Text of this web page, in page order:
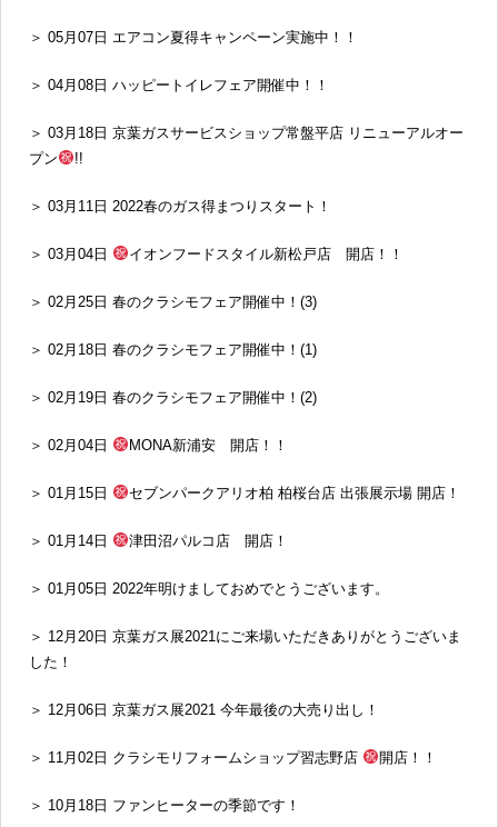
＞ 05月07日 エアコン夏得キャンペーン実施中！！
＞ 04月08日 ハッピートイレフェア開催中！！
＞ 03月18日 京葉ガスサービスショップ常盤平店 リニューアルオー
プン
!!
＞ 03月11日 2022春のガス得まつりスタート！
＞ 03月04日 イオンフードスタイル新松戸店 開店！！
＞ 02月25日 春のクラシモフェア開催中！(3)
＞ 02月18日 春のクラシモフェア開催中！(1)
＞ 02月19日 春のクラシモフェア開催中！(2)
＞ 02月04日 MONA新浦安 開店！！
＞ 01月15日 セブンパークアリオ柏 柏桜台店 出張展示場 開店！
＞ 01月14日 津田沼パルコ店 開店！
＞ 01月05日 2022年明けましておめでとうございます。
＞ 12月20日 京葉ガス展2021にご来場いただきありがとうございま
した！
＞ 12月06日 京葉ガス展2021 今年最後の大売り出し！
＞ 11月02日 クラシモリフォームショップ習志野店 開店！！
＞ 10月18日 ファンヒーターの季節です！